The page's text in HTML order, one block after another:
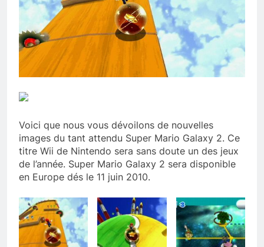
Voici que nous vous dévoilons de nouvelles
images du tant attendu Super Mario Galaxy 2. Ce
titre Wii de Nintendo sera sans doute un des jeux
de l’année. Super Mario Galaxy 2 sera disponible
en Europe dés le 11 juin 2010.